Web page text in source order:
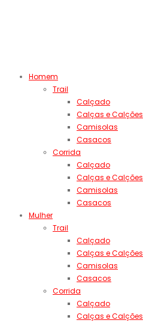
Homem
Trail
Calçado
Calças e Calções
Camisolas
Casacos
Corrida
Calçado
Calças e Calções
Camisolas
Casacos
Mulher
Trail
Calçado
Calças e Calções
Camisolas
Casacos
Corrida
Calçado
Calças e Calções